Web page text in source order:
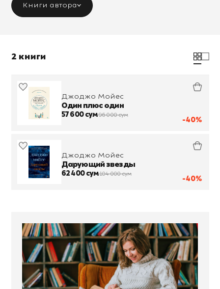
Книги автора
2 книги
-40%
Джоджо Мойес
Один плюс один
57 600 сум96 000 сум
-40%
Джоджо Мойес
Дарующий звезды
62 400 сум104 000 сум